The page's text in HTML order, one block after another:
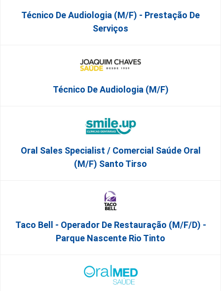
Técnico De Audiologia (M/F) - Prestação De
Serviços
Técnico De Audiologia (M/F)
Oral Sales Specialist / Comercial Saúde Oral
(M/F) Santo Tirso
Taco Bell - Operador De Restauração (m/f/d) -
Parque Nascente Rio Tinto